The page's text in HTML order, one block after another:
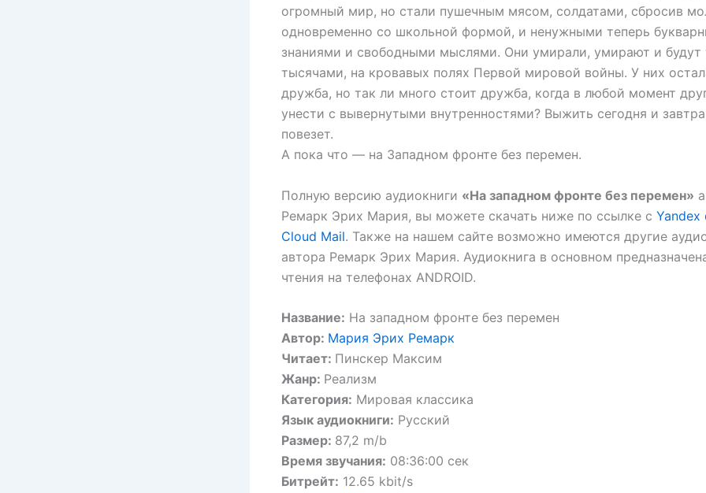
огромный мир, но стали пушечным мясом, солдатами, сбросив
одновременно со школьной формой, и ненужными теперь
знаниями и свободными мыслями. Они умирали, умирают и
тысячами, на кровавых полях Первой мировой войны. У них
дружба, но так ли много стоит дружба, когда в любой момент
унести с вывернутыми внутренностями? Выжить сегодня и
повезет.
А пока что — на Западном фронте без перемен.
Полную версию аудиокниги «На западном фронте без перемен»
Ремарк Эрих Мария, вы можете скачать ниже по ссылке с Yandex
Cloud Mail. Также на нашем сайте возможно имеются другие
автора Ремарк Эрих Мария. Аудиокнига в основном
чтения на телефонах ANDROID.
Название: На западном фронте без перемен
Автор: Мария Эрих Ремарк
Читает: Пинскер Максим
Жанр: Реализм
Категория: Мировая классика
Язык аудиокниги: Русский
Размер: 87,2 m/b
Время звучания: 08:36:00 сек
Битрейт: 12.65 kbit/s